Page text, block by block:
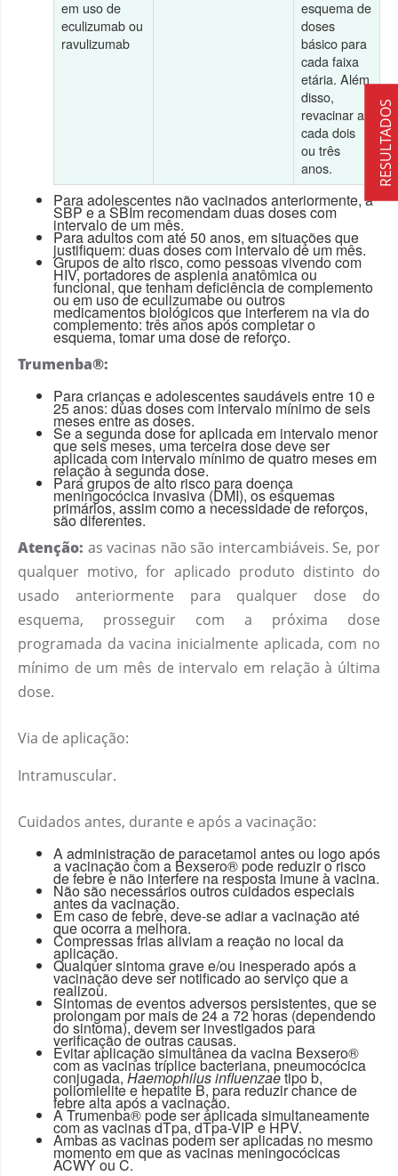
em uso de
eculizumab ou
ravulizumab
esquema de
doses
básico para
cada faixa
etária. Além
disso,
revacinar a
cada dois
ou três
anos.
Para adolescentes não vacinados anteriormente, a
SBP e a SBIm recomendam duas doses com
intervalo de um mês.
Para adultos com até 50 anos, em situações que
justifiquem: duas doses com intervalo de um mês.
Grupos de alto risco, como pessoas vivendo com
HIV, portadores de asplenia anatômica ou
funcional, que tenham deficiência de complemento
ou em uso de eculizumabe ou outros
medicamentos biológicos que interferem na via do
complemento: três anos após completar o
esquema, tomar uma dose de reforço.
Trumenba®:
Para crianças e adolescentes saudáveis entre 10 e
25 anos: duas doses com intervalo mínimo de seis
meses entre as doses.
Se a segunda dose for aplicada em intervalo menor
que seis meses, uma terceira dose deve ser
aplicada com intervalo mínimo de quatro meses em
relação à segunda dose.
Para grupos de alto risco para doença
meningocócica invasiva (DMI), os esquemas
primários, assim como a necessidade de reforços,
são diferentes.
Atenção: as vacinas não são intercambiáveis. Se, por
qualquer motivo, for aplicado produto distinto do
usado anteriormente para qualquer dose do
esquema, prosseguir com a próxima dose
programada da vacina inicialmente aplicada, com no
mínimo de um mês de intervalo em relação à última
dose.
Via de aplicação:
Intramuscular.
Cuidados antes, durante e após a vacinação:
A administração de paracetamol antes ou logo após
a vacinação com a Bexsero® pode reduzir o risco
de febre e não interfere na resposta imune à vacina.
Não são necessários outros cuidados especiais
antes da vacinação.
Em caso de febre, deve-se adiar a vacinação até
que ocorra a melhora.
Compressas frias aliviam a reação no local da
aplicação.
Qualquer sintoma grave e/ou inesperado após a
vacinação deve ser notificado ao serviço que a
realizou.
Sintomas de eventos adversos persistentes, que se
prolongam por mais de 24 a 72 horas (dependendo
do sintoma), devem ser investigados para
verificação de outras causas.
Evitar aplicação simultânea da vacina Bexsero®
com as vacinas tríplice bacteriana, pneumocócica
conjugada,Haemophilus influenzaetipo b,
poliomielite e hepatite B, para reduzir chance de
febre alta após a vacinação.
A Trumenba® pode ser aplicada simultaneamente
com as vacinas dTpa, dTpa-VIP e HPV.
Ambas as vacinas podem ser aplicadas no mesmo
momento em que as vacinas meningocócicas
ACWY ou C.
RESULTADOS